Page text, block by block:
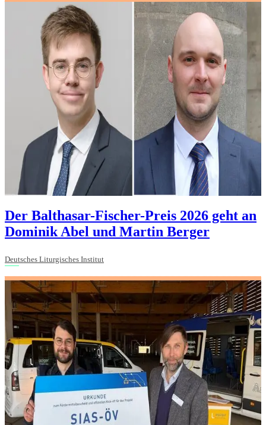
Der Balthasar-Fischer-Preis 2026 geht an
Dominik Abel und Martin Berger
Deutsches Liturgisches Institut